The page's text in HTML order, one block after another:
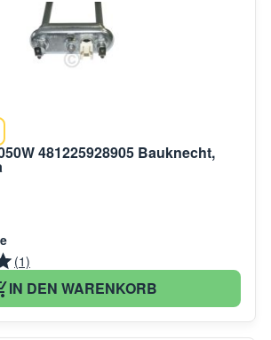
481225928905 Bauknecht,
(1)
IN DEN WARENKORB